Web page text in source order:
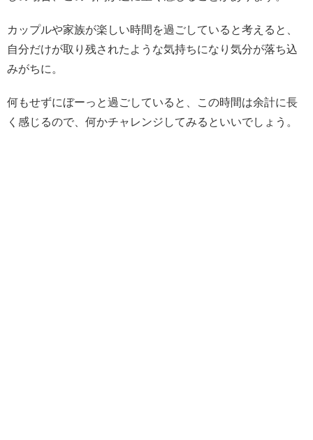
カップルや家族が楽しい時間を過ごしていると考えると、
自分だけが取り残されたような気持ちになり気分が落ち込
みがちに。
何もせずにぼーっと過ごしていると、この時間は余計に長
く感じるので、何かチャレンジしてみるといいでしょう。